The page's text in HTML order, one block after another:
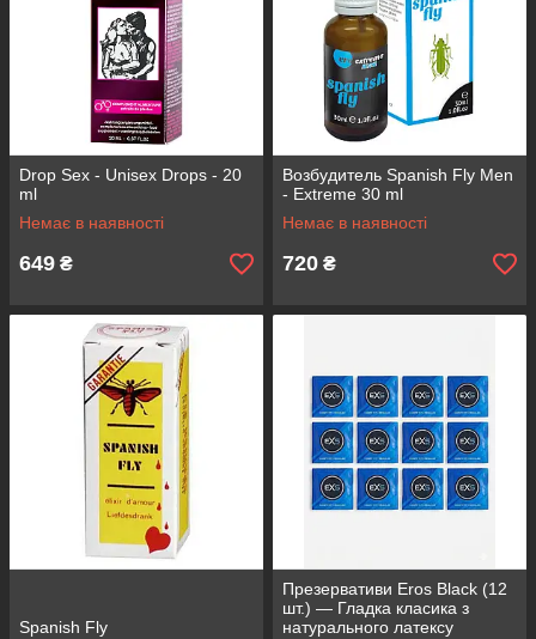
Drop Sex - Unisex Drops - 20
ml
Немає в наявності
649 ₴
Возбудитель Spanish Fly Men
- Extreme 30 ml
Немає в наявності
720 ₴
Spanish Fly
Презервативи Eros Black (12
шт.) — Гладка класика з
натурального латексу